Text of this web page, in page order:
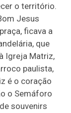
o território.
Jesus
ficava a
que
Igreja Matriz,
paulista,
é o coração
o Semáforo
souvenirs